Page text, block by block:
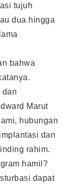
tujuh
dua hingga
bahwa
dan
Marut
hubungan
dan
rahim.
hamil?
dapat